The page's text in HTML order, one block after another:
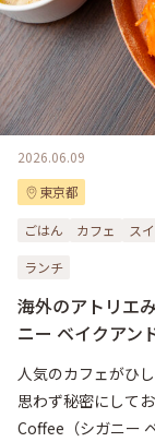
2026.06.09
東京都
ごはん カフェ
ス
ランチ
海外のアトリエ
ニー ベイクアン
人気のカフェがひ
思わず秘密にして
Coffee（シガニー